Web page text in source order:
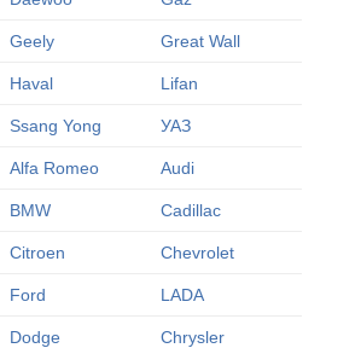
Geely Great Wall
Haval Lifan
Ssang Yong УАЗ
Alfa Romeo Audi
BMW Cadillac
Citroen Chevrolet
Ford LADA
Dodge Chrysler